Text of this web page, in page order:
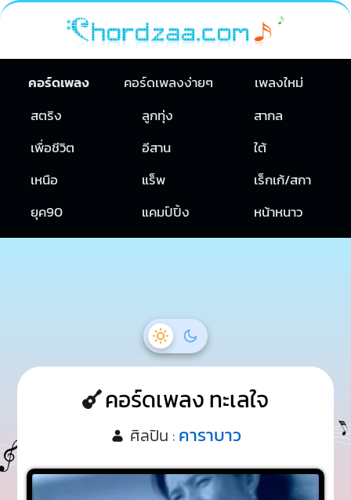
คอร์ดเพลง คอร์ดเพลงง่ายๆ
เพลงใหม่
สตริง
ลูกทุ่ง
สากล
เพื่อชีวิต
อีสาน
ใต้
เหนือ
แร็พ
เร็กเก้/สกา
ยุค90
แคมป์ปิ้ง หน้าหนาว
คอร์ดเพลง ทะเลใจ
ศิลปิน : คาราบาว